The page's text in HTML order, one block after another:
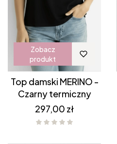
Zobacz
produkt
Top damski MERINO -
Czarny termiczny
Cena
297,00 zł